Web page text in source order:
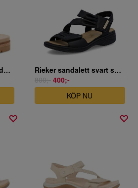
Marco Tozzi slipin sandal i beige/brun
Rieker sandalett svart skinn
800;- 400;-
KÖP NU